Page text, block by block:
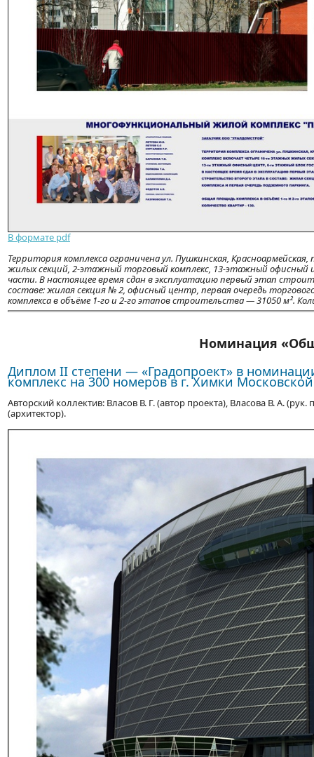
В формате pdf
Территория комплекса ограничена ул. Пушкинская,
жилых секций, 2-этажный торговый комплекс, 13-этажный офисный
части. В настоящее время сдан в эксплуатацию первый этап
составе: жилая секция № 2, офисный центр, первая очередь
комплекса в объёме 1-го и 2-го этапов строительства — 31050 м².
Номинация
Диплом ІІ степени — «Градопроект» в
комплекс на 300 номеров в г. Химки
Авторский коллектив: Власов В. Г. (автор проекта), Власова В. А.
(архитектор).